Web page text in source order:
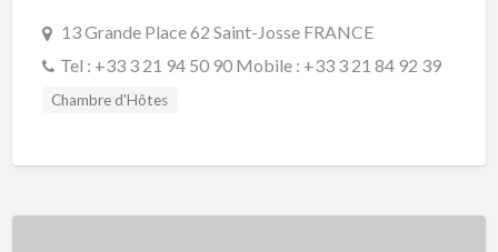
13 Grande Place 62 Saint-Josse FRANCE
Tel : +33 3 21 94 50 90 Mobile : +33 3 21 84 92 39
Chambre d'Hôtes